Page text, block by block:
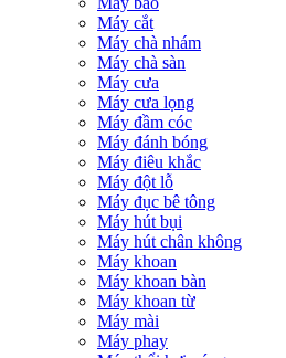
Máy cắt
Máy chà nhám
Máy chà sàn
Máy cưa
Máy cưa lọng
Máy đầm cóc
Máy đánh bóng
Máy điêu khắc
Máy đột lỗ
Máy đục bê tông
Máy hút bụi
Máy hút chân không
Máy khoan
Máy khoan bàn
Máy khoan từ
Máy mài
Máy phay